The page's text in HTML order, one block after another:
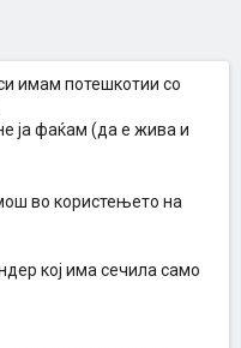
имам потешкотии со
ја фаќам (да е жива и
во користењето на
кој има сечила само